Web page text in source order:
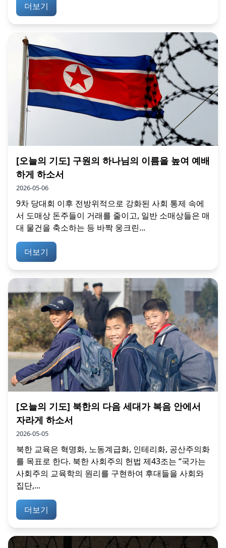
더보기
[오늘의 기도] 구원의 하나님의 이름을 높여 예배
하게 하소서
2026-05-06
9차 당대회 이후 전방위적으로 강화된 사회 통제 속에
서 도매상 돈주들이 거래를 줄이고, 일반 소매상들은 매
대 물건을 축소하는 등 바짝 웅크린...
더보기
[오늘의 기도] 북한의 다음 세대가 복음 안에서
자라게 하소서
2026-05-05
북한 교육은 혁명화, 노동계급화, 인테리화, 공산주의화
를 목표로 한다. 북한 사회주의 헌법 제43조는 “국가는
사회주의 교육학의 원리를 구현하여 후대들을 사회와
집단,...
더보기